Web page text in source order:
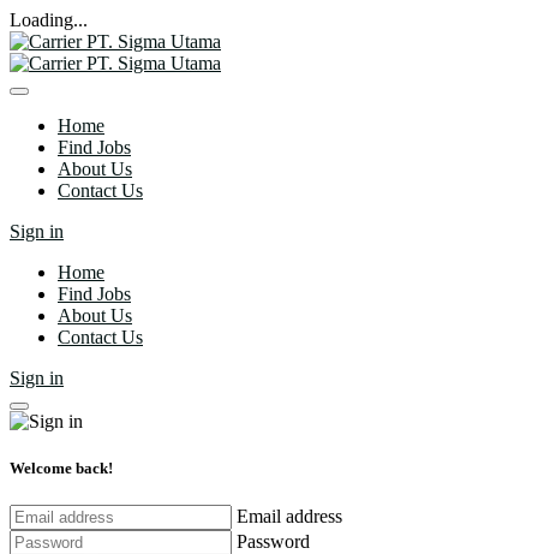
Loading...
Home
Find Jobs
About Us
Contact Us
Sign in
Home
Find Jobs
About Us
Contact Us
Sign in
Welcome back!
Email address
Password